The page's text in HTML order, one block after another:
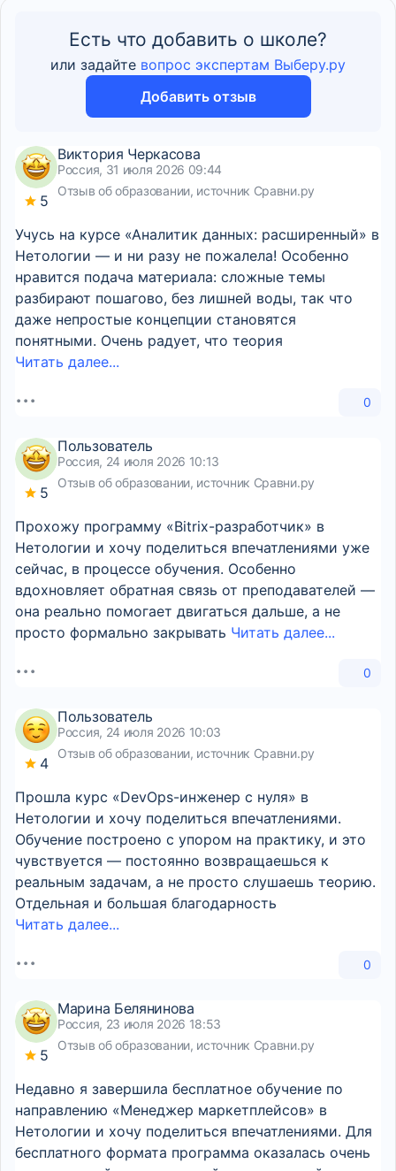
Есть что добавить о школе?
или задайте вопрос экспертам Выберу.ру
Добавить отзыв
5
Виктория Черкасова
Россия, 31 июля 2026 09:44
Отзыв об образовании, источник Сравни.ру
Учусь на курсе «Аналитик данных: расширенный» в
Нетологии — и ни разу не пожалела! Особенно
нравится подача материала: сложные темы
разбирают пошагово, без лишней воды, так что
даже непростые концепции становятся
понятными. Очень радует, что теория
Читать далее...
0
5
Пользователь
Россия, 24 июля 2026 10:13
Отзыв об образовании, источник Сравни.ру
Прохожу программу «Bitrix-разработчик» в
Нетологии и хочу поделиться впечатлениями уже
сейчас, в процессе обучения. Особенно
вдохновляет обратная связь от преподавателей —
она реально помогает двигаться дальше, а не
просто формально закрывать Читать далее...
0
4
Пользователь
Россия, 24 июля 2026 10:03
Отзыв об образовании, источник Сравни.ру
Прошла курс «DevOps-инженер с нуля» в
Нетологии и хочу поделиться впечатлениями.
Обучение построено с упором на практику, и это
чувствуется — постоянно возвращаешься к
реальным задачам, а не просто слушаешь теорию.
Отдельная и большая благодарность
Читать далее...
0
5
Марина Белянинова
Россия, 23 июля 2026 18:53
Отзыв об образовании, источник Сравни.ру
Недавно я завершила бесплатное обучение по
направлению «Менеджер маркетплейсов» в
Нетологии и хочу поделиться впечатлениями. Для
бесплатного формата программа оказалась очень